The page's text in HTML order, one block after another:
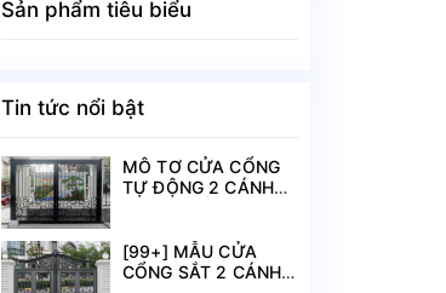
Sản phẩm tiêu biểu
Tin tức nổi bật
MÔ TƠ CỬA CỔNG
TỰ ĐỘNG 2 CÁNH
[99+] MẪU CỬA
CỔNG SẮT 2 CÁNH